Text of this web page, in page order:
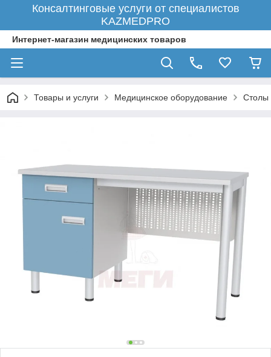
Консалтинговые услуги от специалистов
KAZMEDPRO
Интернет-магазин медицинских товаров
Товары и услуги Медицинское оборудование Столы